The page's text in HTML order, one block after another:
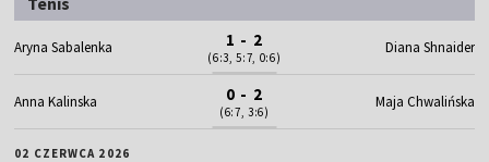
Aryna Sabalenka 1 - 2
(6:3, 5:7, 0:6)
Diana Shnaider
Anna Kalinska 0 - 2
(6:7, 3:6)
Maja Chwalińska
02 CZERWCA 2026